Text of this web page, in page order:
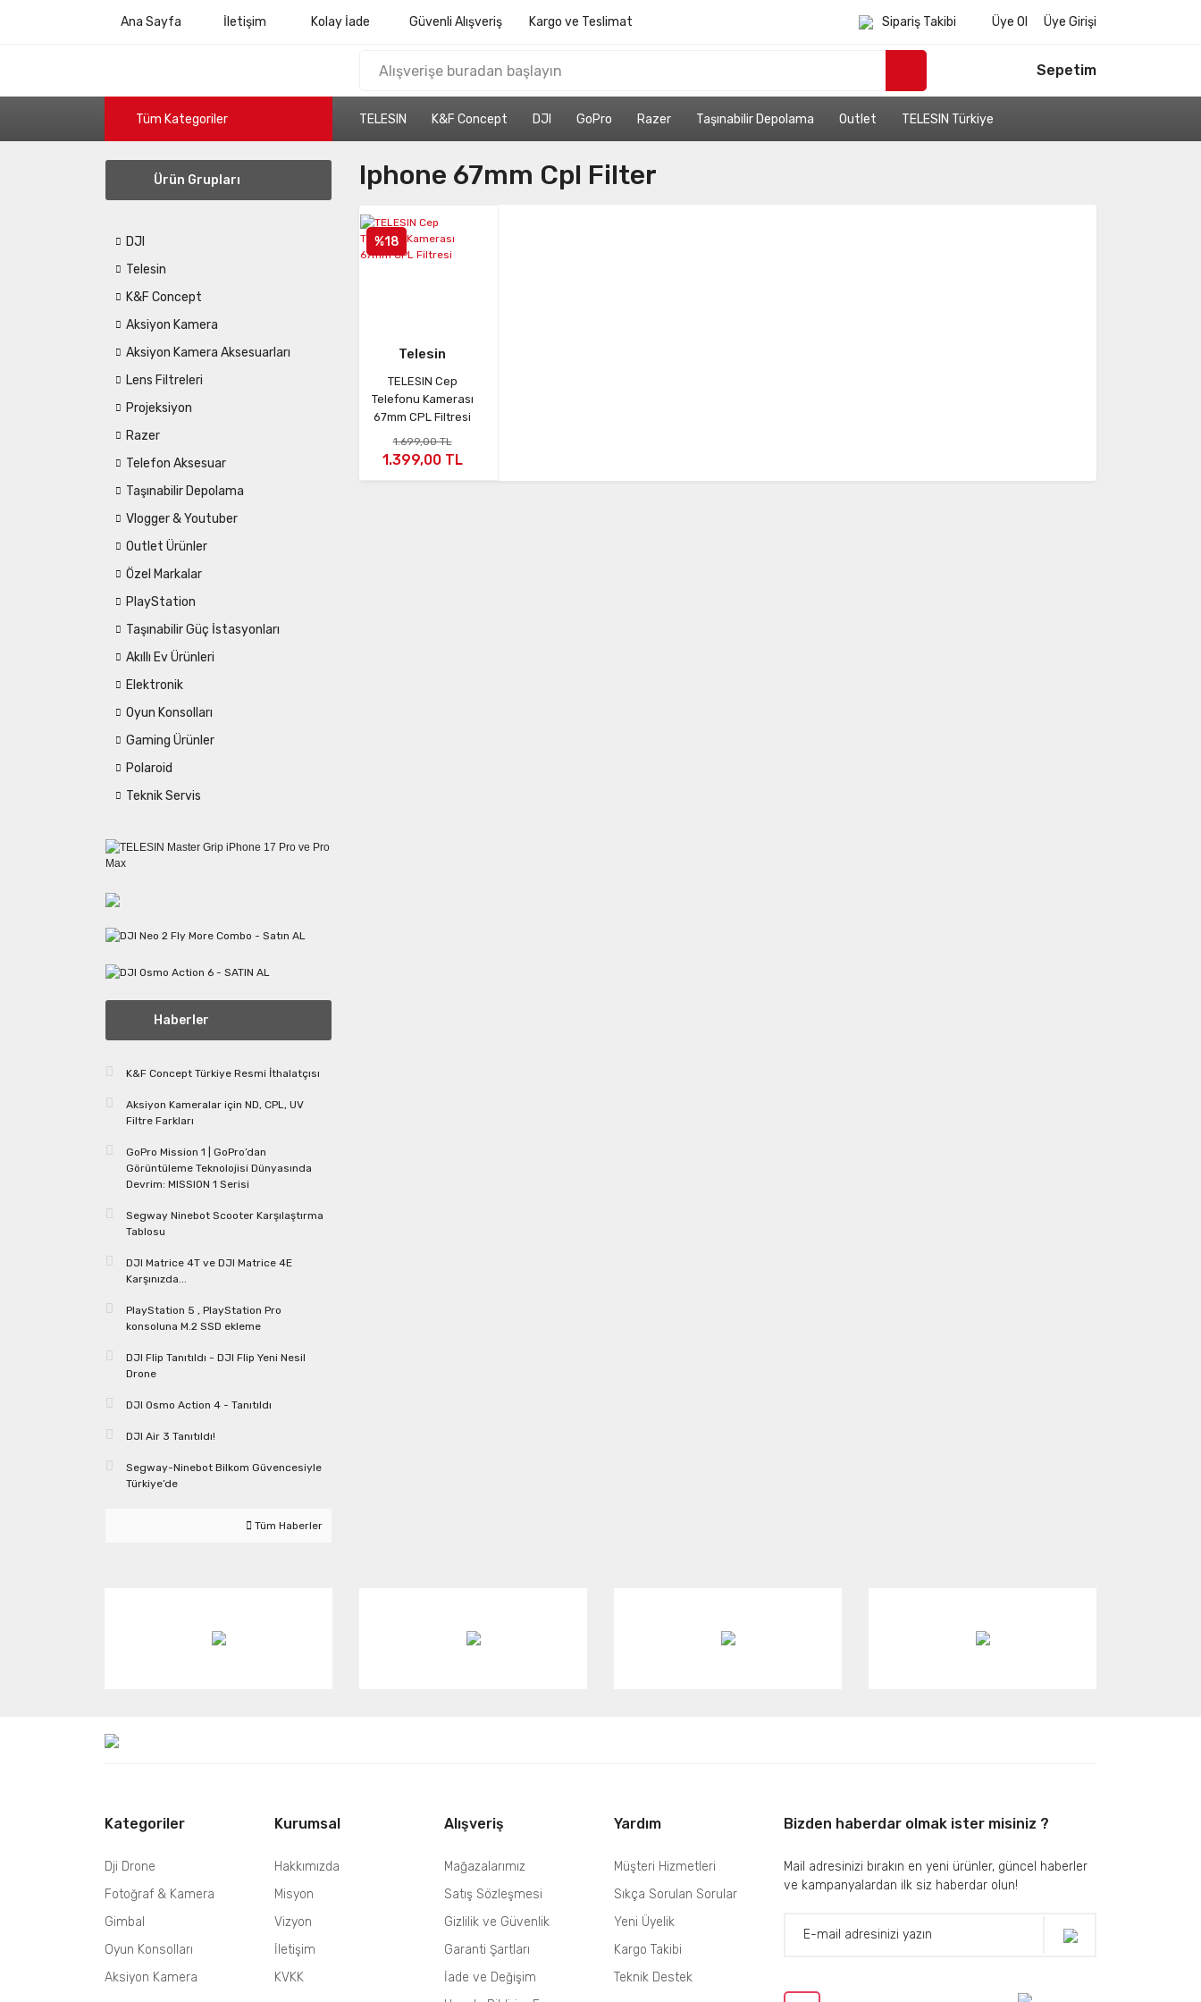
Ana Sayfa İletişim Kolay İade Güvenli Alışveriş Kargo ve Teslimat Sipariş Takibi Üye Ol Üye Girişi
Sepetim
Tüm Kategoriler TELESIN K&F Concept DJI GoPro Razer Taşınabilir Depolama Outlet TELESIN Türkiye
Ürün Grupları
DJI
Telesin
K&F Concept
Aksiyon Kamera
Aksiyon Kamera Aksesuarları
Lens Filtreleri
Projeksiyon
Razer
Telefon Aksesuar
Taşınabilir Depolama
Vlogger & Youtuber
Outlet Ürünler
Özel Markalar
PlayStation
Taşınabilir Güç İstasyonları
Akıllı Ev Ürünleri
Elektronik
Oyun Konsolları
Gaming Ürünler
Polaroid
Teknik Servis
Haberler
K&F Concept Türkiye Resmi İthalatçısı
Aksiyon Kameralar için ND, CPL, UV
Filtre Farkları
GoPro Mission 1 | GoPro’dan
Görüntüleme Teknolojisi Dünyasında
Devrim: MISSION 1 Serisi
Segway Ninebot Scooter Karşılaştırma
Tablosu
DJI Matrice 4T ve DJI Matrice 4E
Karşınızda...
PlayStation 5 , PlayStation Pro
konsoluna M.2 SSD ekleme
DJI Flip Tanıtıldı - DJI Flip Yeni Nesil
Drone
DJI Osmo Action 4 - Tanıtıldı
DJI Air 3 Tanıtıldı!
Segway-Ninebot Bilkom Güvencesiyle
Türkiye’de
Tüm Haberler
Iphone 67mm Cpl Filter
%18
Telesin
TELESIN Cep
Telefonu Kamerası
67mm CPL Filtresi
1.699,00 TL
1.399,00 TL
Kategoriler
Dji Drone
Fotoğraf & Kamera
Gimbal
Oyun Konsolları
Aksiyon Kamera
Kurumsal
Hakkımızda
Misyon
Vizyon
İletişim
KVKK
Alışveriş
Mağazalarımız
Satış Sözleşmesi
Gizlilik ve Güvenlik
Garanti Şartları
İade ve Değişim
Yardım
Müşteri Hizmetleri
Sıkça Sorulan Sorular
Yeni Üyelik
Kargo Takibi
Teknik Destek
Bizden haberdar olmak ister misiniz ?
Mail adresinizi bırakın en yeni ürünler, güncel haberler
ve kampanyalardan ilk siz haberdar olun!